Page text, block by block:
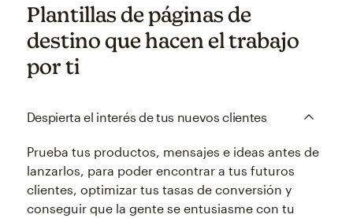
Plantillas de páginas de
destino que hacen el trabajo
por ti
Despierta el interés de tus nuevos clientes
Prueba tus productos, mensajes e ideas antes de
lanzarlos, para poder encontrar a tus futuros
clientes, optimizar tus tasas de conversión y
conseguir que la gente se entusiasme con tu